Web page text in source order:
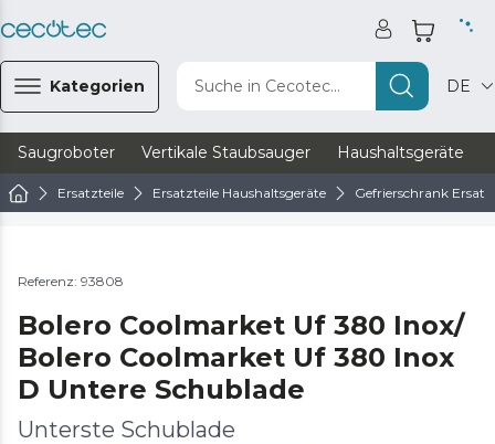
Kategorien Suche in Cecotec... DE
Saugroboter Vertikale Staubsauger Haushaltsgeräte
Ersatzteile Ersatzteile Haushaltsgeräte Gefrierschrank
Referenz: 93808
Bolero Coolmarket Uf 380 Inox/
Bolero Coolmarket Uf 380 Inox
D Untere Schublade
Unterste Schublade